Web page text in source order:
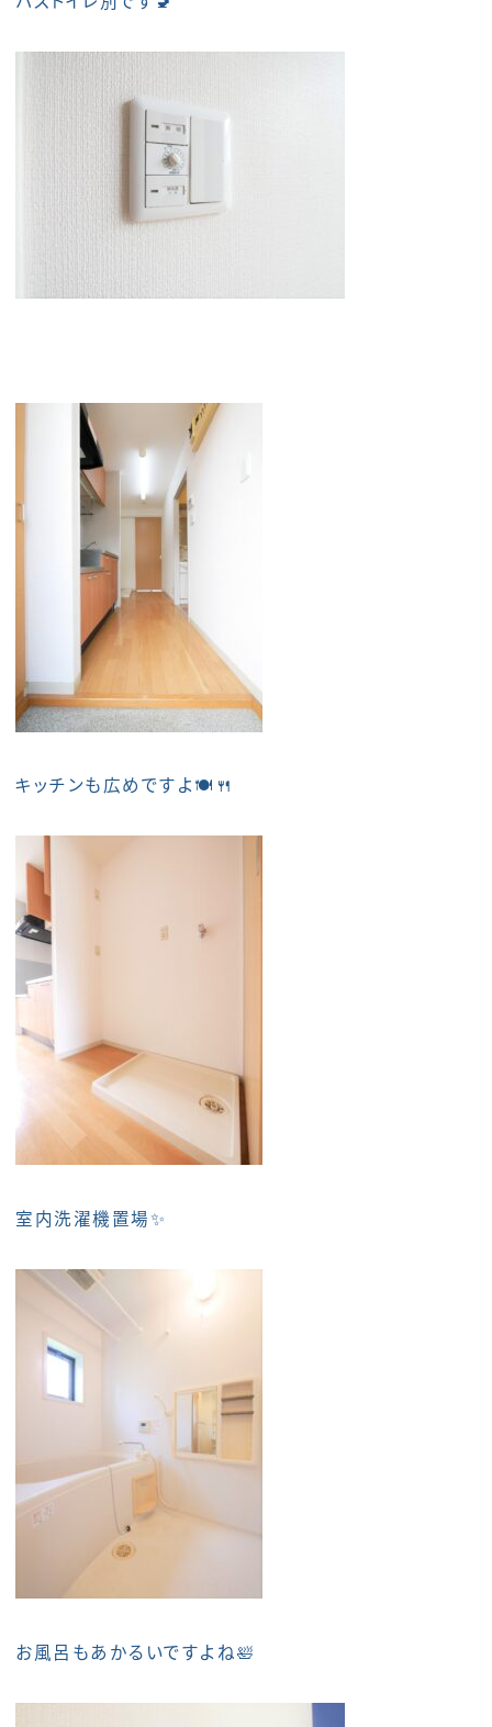
キッチンも広めですよ🍽️🍴
室内洗濯機置場✨
お風呂もあかるいですよね🛀